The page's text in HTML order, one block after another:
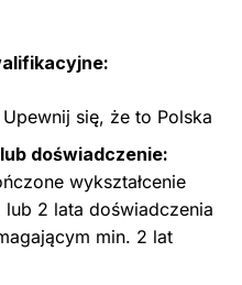
Upewnij się, że to Polska
doświadczenie:
wykształcenie
lub 2 lata doświadczenia
min. 2 lat